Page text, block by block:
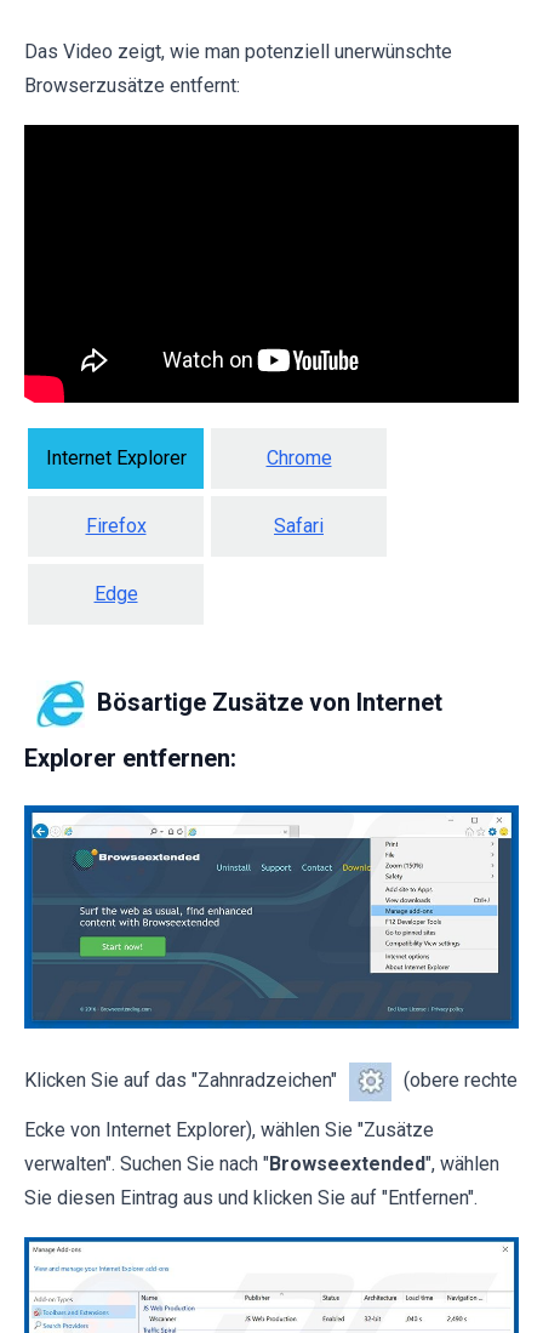
Das Video zeigt, wie man potenziell unerwünschte
Browserzusätze entfernt:
Internet Explorer Chrome
Firefox Safari
Edge
Bösartige Zusätze von Internet
Explorer entfernen:
Klicken Sie auf das "Zahnradzeichen" (obere rechte
Ecke von Internet Explorer), wählen Sie "Zusätze
verwalten". Suchen Sie nach "Browseextended", wählen
Sie diesen Eintrag aus und klicken Sie auf "Entfernen".